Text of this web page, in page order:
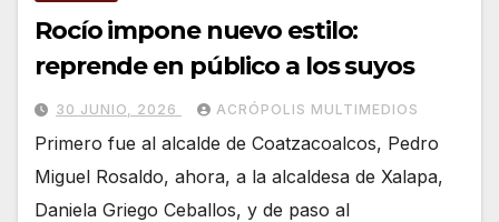
Rocío impone nuevo estilo:
reprende en público a los suyos
30 JUNIO, 2026 ACRÓPOLIS MULTIMEDIOS
Primero fue al alcalde de Coatzacoalcos, Pedro
Miguel Rosaldo, ahora, a la alcaldesa de Xalapa,
Daniela Griego Ceballos, y de paso al